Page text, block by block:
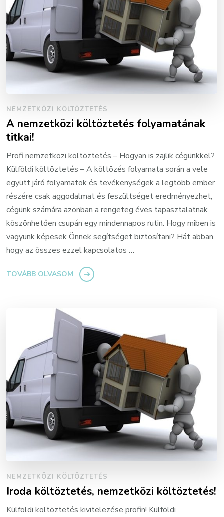
NEMZETKÖZI KÖLTÖZTETÉS
A nemzetközi költöztetés folyamatának
titkai!
Profi nemzetközi költöztetés – Hogyan is zajlik cégünkkel?
Külföldi költöztetés – A költözés folyamata során a vele
együtt járó folyamatok és tevékenységek a legtöbb ember
részére csak aggodalmat és feszültséget eredményezhet,
cégünk számára azonban a rengeteg éves tapasztalatnak
köszönhetően csupán egy mindennapos rutin. Hogy miben is
vagyunk képesek Önnek segítséget biztosítani? Hát abban,
hogy az összes ezzel kapcsolatos …
TOVÁBB OLVASOM
NEMZETKÖZI KÖLTÖZTETÉS
Iroda költöztetés, nemzetközi költöztetés!
Külföldi költöztetés kivitelezése profin! Külföldi